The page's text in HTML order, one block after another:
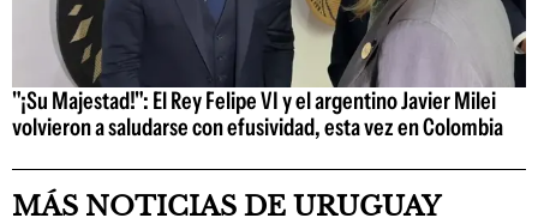
"¡Su Majestad!": El Rey Felipe VI y el argentino Javier Milei
volvieron a saludarse con efusividad, esta vez en Colombia
MÁS NOTICIAS DE URUGUAY